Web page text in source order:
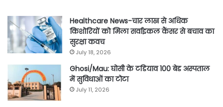
Healthcare News-चार लाख से अधिक
किशोरियों को मिला सर्वाइकल कैंसर से बचाव का
सुरक्षा कवच
July 18, 2026
Ghosi/Mau: घोसी के टडियाव 100 बेड अस्पताल
में सुविधाओं का टोटा
July 11, 2026